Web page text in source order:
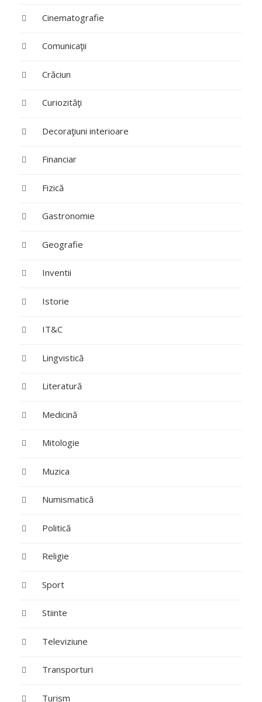
Cinematografie
Comunicaţii
Crăciun
Curiozităţi
Decoraţiuni interioare
Financiar
Fizică
Gastronomie
Geografie
Inventii
Istorie
IT&C
Lingvistică
Literatură
Medicină
Mitologie
Muzica
Numismatică
Politică
Religie
Sport
Stiinte
Televiziune
Transporturi
Turism